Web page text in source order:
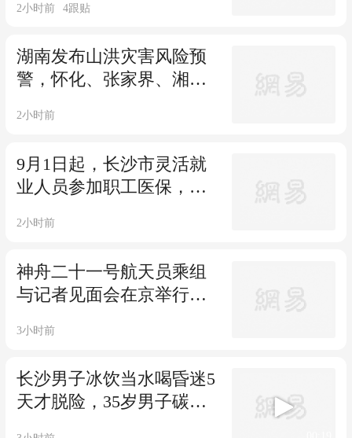
2小时前 4跟贴
湖南发布山洪灾害风险预
警，怀化、张家界、湘西
2小时前
9月1日起，长沙市灵活就
业人员参加职工医保，可
2小时前
神舟二十一号航天员乘组
与记者见面会在京举行，
媒体：星辰大海是一群人
3小时前
长沙男子冰饮当水喝昏迷5
天才脱险，35岁男子碳酸